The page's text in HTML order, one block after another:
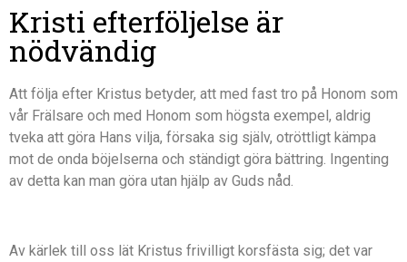
Kristi efterföljelse är
nödvändig
Att följa efter Kristus betyder, att med fast tro på Honom som
vår Frälsare och med Honom som högsta exempel, aldrig
tveka att göra Hans vilja, försaka sig själv, otröttligt kämpa
mot de onda böjelserna och ständigt göra bättring. Ingenting
av detta kan man göra utan hjälp av Guds nåd.
Av kärlek till oss lät Kristus frivilligt korsfästa sig; det var